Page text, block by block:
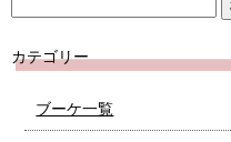
カテゴリー
ブーケ一覧